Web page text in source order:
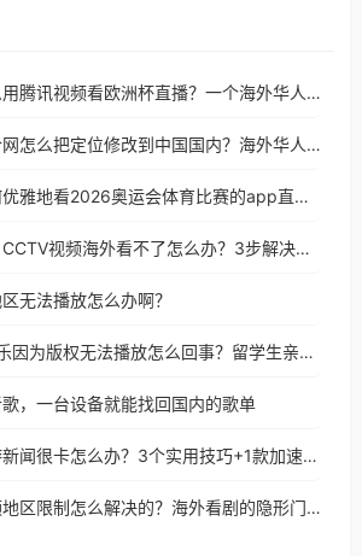
马来西亚怎么用腾讯视频看欧洲杯直播？一个海外华人的真实困扰与破解
在美国用百合网怎么把定位修改到中国国内？海外华人必备的回国加速指南
在海外，如何优雅地看2026奥运会体育比赛的app直播？
海外党必看：CCTV视频海外看不了怎么办？3步解决地区限制+追剧自由
无法播放怎么办啊？
在国外QQ音乐因为版权无法播放怎么回事？留学生亲测有效的解决办法
，一台设备就能找回国内的歌单
在国外用上游新闻很卡怎么办？3个实用技巧+1款加速器解决海外看国内内容难题
手机西瓜视频地区限制怎么解决的？海外看剧的隐形门与钥匙